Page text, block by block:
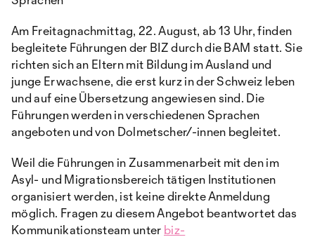
Am Freitagnachmittag, 22. August, ab 13 Uhr, finden
begleitete Führungen der BIZ durch die BAM statt. Sie
richten sich an Eltern mit Bildung im Ausland und
junge Erwachsene, die erst kurz in der Schweiz leben
und auf eine Übersetzung angewiesen sind. Die
Führungen werden in verschiedenen Sprachen
angeboten und von Dolmetscher/-innen begleitet.
Weil die Führungen in Zusammenarbeit mit den im
Asyl- und Migrationsbereich tätigen Institutionen
organisiert werden, ist keine direkte Anmeldung
möglich. Fragen zu diesem Angebot beantwortet das
Kommunikationsteam unter biz-